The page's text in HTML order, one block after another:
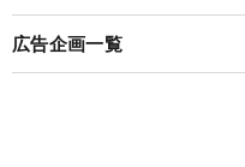
広告企画一覧